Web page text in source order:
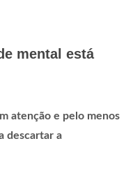
mental está
atenção e pelo menos
descartar a